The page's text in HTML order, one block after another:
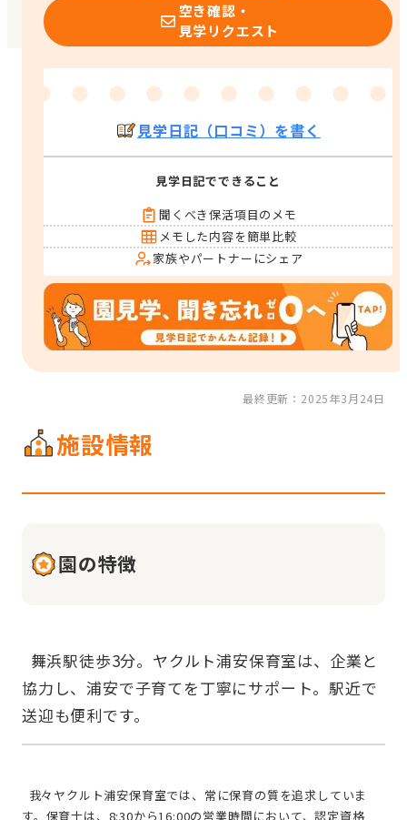
空き確認・
見学リクエスト
見学日記（口コミ）を書く
見学日記でできること
聞くべき保活項目のメモ
メモした内容を簡単比較
家族やパートナーにシェア
最終更新：2025年3月24日
施設情報
園の特徴
協力し、浦安で子育てを丁寧にサポート。駅近で
す。保育士は、8:30から16:00の営業時間において、認定資格